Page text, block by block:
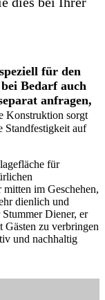
für den
Bedarf auch
anfragen,
Konstruktion sorgt
Standfestigkeit auf
für
im Geschehen,
dienlich und
Diener, er
zu verbringen
und nachhaltig